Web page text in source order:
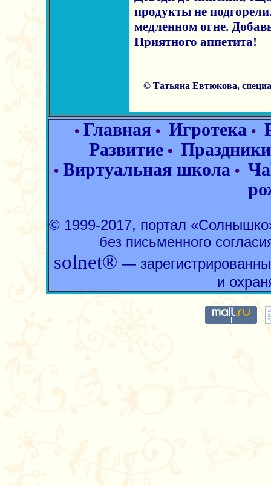
продукты не
медленном огне.
Приятного аппетита!
© Татьяна Евтюкова,
• Главная • Игротека •
Развитие• Праздники
• Виртуальная школа •
© 1999-2017, портал
без письменного
solnet® —
и